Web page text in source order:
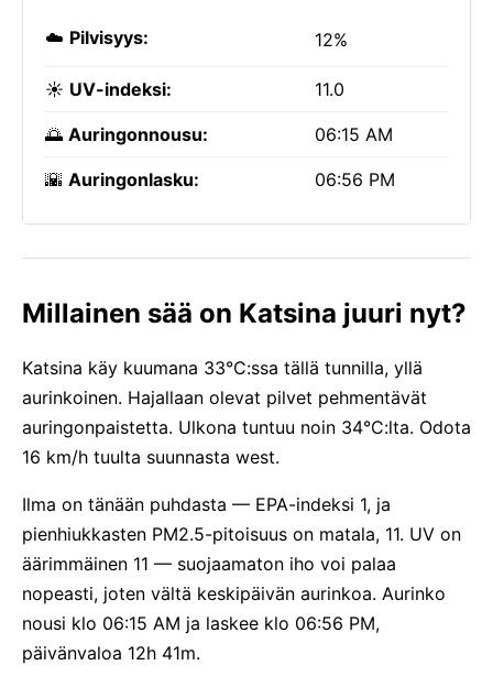
☁️ Pilvisyys: 12%
☀️ UV-indeksi: 11.0
🌅 Auringonnousu: 06:15 AM
🌇 Auringonlasku: 06:56 PM
Millainen sää on Katsina juuri nyt?
Katsina käy kuumana 33°C:ssa tällä tunnilla, yllä
aurinkoinen. Hajallaan olevat pilvet pehmentävät
auringonpaistetta. Ulkona tuntuu noin 34°C:lta. Odota
16 km/h tuulta suunnasta west.
Ilma on tänään puhdasta — EPA-indeksi 1, ja
pienhiukkasten PM2.5-pitoisuus on matala, 11. UV on
äärimmäinen 11 — suojaamaton iho voi palaa
nopeasti, joten vältä keskipäivän aurinkoa. Aurinko
nousi klo 06:15 AM ja laskee klo 06:56 PM,
päivänvaloa 12h 41m.